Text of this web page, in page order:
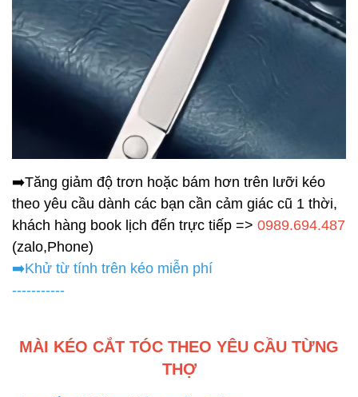
➡️Tăng giảm độ trơn hoặc bám hơn trên lưỡi kéo
theo yêu cầu dành các bạn cần cảm giác cũ 1 thời,
khách hàng book lịch đến trực tiếp => 0989.694.487
(zalo,Phone)
➡️Khử từ tính trên kéo miễn phí
-----------
MÀI KÉO CẮT TÓC THEO YÊU CẦU TỪNG
THỢ